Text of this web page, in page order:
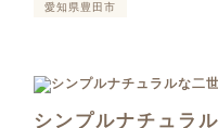
愛知県豊田市
シンプルナチュラ